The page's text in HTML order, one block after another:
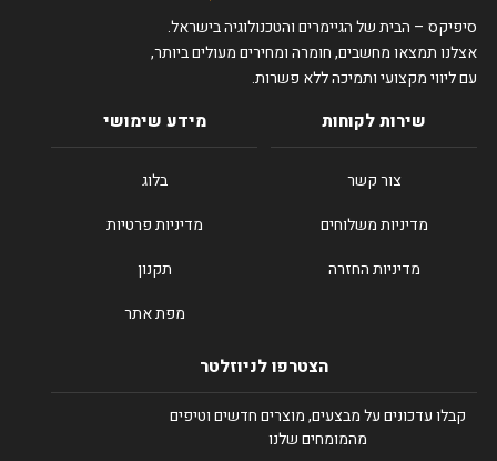
סיפיקס – הבית של הגיימרים והטכנולוגיה בישראל.
אצלנו תמצאו מחשבים, חומרה ומחירים מעולים ביותר,
עם ליווי מקצועי ותמיכה ללא פשרות.
שירות לקוחות
צור קשר
מדיניות משלוחים
מדיניות החזרה
מידע שימושי
בלוג
מדיניות פרטיות
תקנון
מפת אתר
הצטרפו לניוזלטר
קבלו עדכונים על מבצעים, מוצרים חדשים וטיפים
מהמומחים שלנו